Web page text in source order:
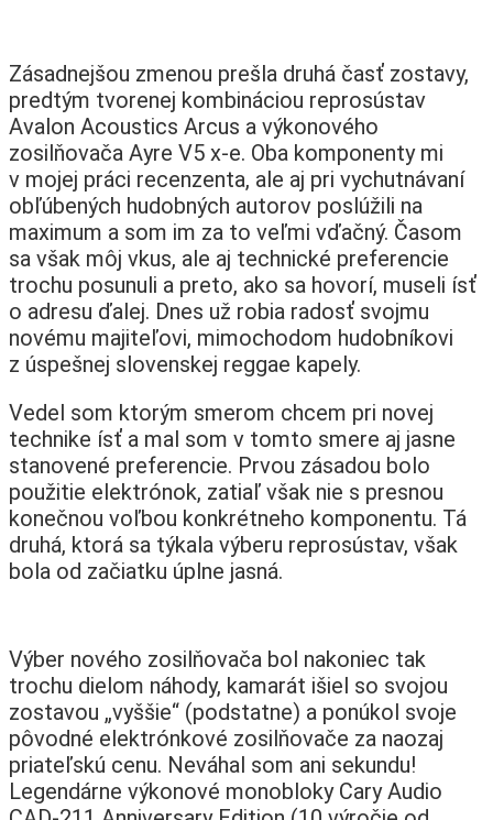
Zásadnejšou zmenou prešla druhá časť zostavy,
predtým tvorenej kombináciou reprosústav
Avalon Acoustics Arcus a výkonového
zosilňovača Ayre V5 x-e. Oba komponenty mi
v mojej práci recenzenta, ale aj pri vychutnávaní
obľúbených hudobných autorov poslúžili na
maximum a som im za to veľmi vďačný. Časom
sa však môj vkus, ale aj technické preferencie
trochu posunuli a preto, ako sa hovorí, museli ísť
o adresu ďalej. Dnes už robia radosť svojmu
novému majiteľovi, mimochodom hudobníkovi
z úspešnej slovenskej reggae kapely.
Vedel som ktorým smerom chcem pri novej
technike ísť a mal som v tomto smere aj jasne
stanovené preferencie. Prvou zásadou bolo
použitie elektrónok, zatiaľ však nie s presnou
konečnou voľbou konkrétneho komponentu. Tá
druhá, ktorá sa týkala výberu reprosústav, však
bola od začiatku úplne jasná.
Výber nového zosilňovača bol nakoniec tak
trochu dielom náhody, kamarát išiel so svojou
zostavou „vyššie“ (podstatne) a ponúkol svoje
pôvodné elektrónkové zosilňovače za naozaj
priateľskú cenu. Neváhal som ani sekundu!
Legendárne výkonové monobloky Cary Audio